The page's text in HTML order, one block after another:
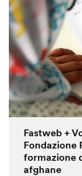
Fastweb +
Fondazione
formazione
afghane